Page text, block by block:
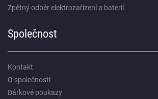
Zpětný odběr elektrozařízení a baterií
Společnost
Kontakt
O společnosti
Dárkové poukazy